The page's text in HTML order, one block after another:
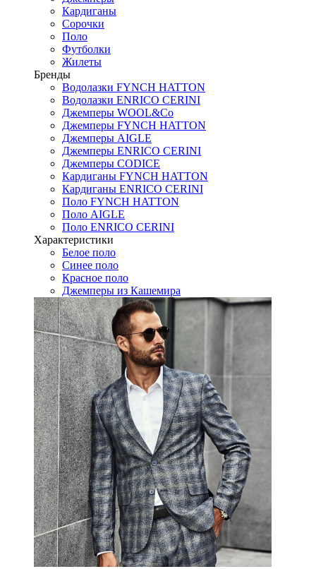
Кардиганы
Сорочки
Поло
Футболки
Жилеты
Бренды
Водолазки FYNCH HATTON
Водолазки ENRICO CERINI
Джемперы WOOL&Co
Джемперы FYNCH HATTON
Джемперы AIGLE
Джемперы ENRICO CERINI
Джемперы CODICE
Кардиганы FYNCH HATTON
Кардиганы ENRICO CERINI
Поло FYNCH HATTON
Поло AIGLE
Поло ENRICO CERINI
Характеристики
Белое поло
Синее поло
Красное поло
Джемперы из Кашемира